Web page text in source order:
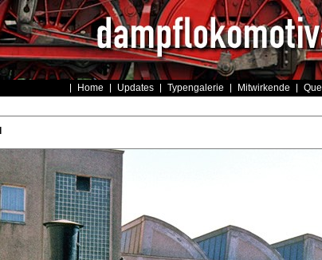
Home Updates Typengalerie Mitwirkende